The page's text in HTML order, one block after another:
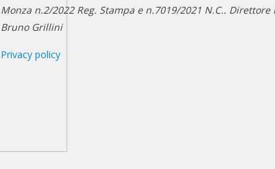
Monza n.2/2022 Reg. Stampa e n.7019/2021 N.C.. Direttore
Bruno Grillini
Privacy policy